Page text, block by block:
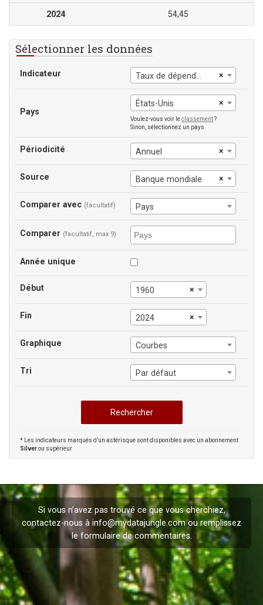
2024 54,45
Sélectionner les données
Indicateur ×
Taux de dépendance démographique
Pays
×
États-Unis
Voulez-vous voir leclassement?
Sinon, sélectionnez un pays
Périodicité ×
Annuel
Source ×
Banque mondiale
Comparer avec (facultatif) Pays
Comparer (facultatif, max 9)
Année unique
Début ×
1960
Fin ×
2024
Graphique Courbes
Tri Par défaut
* Les indicateurs marqués d’un astérisque sont disponibles avec un abonnement
Silverou supérieur
Si vous n’avez pas trouvé ce que vous cherchiez,
contactez-nous à info@mydatajungle.comou remplissez
le formulaire decommentaires